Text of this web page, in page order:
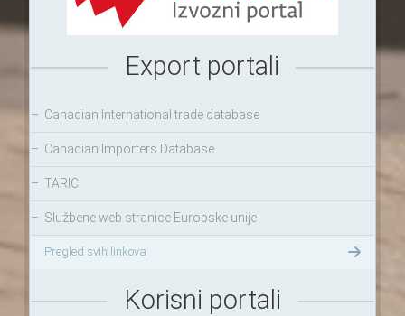
Export portali
– Canadian International trade database
– Canadian Importers Database
– TARIC
– Službene web stranice Europske unije
Pregled svih linkova
Korisni portali